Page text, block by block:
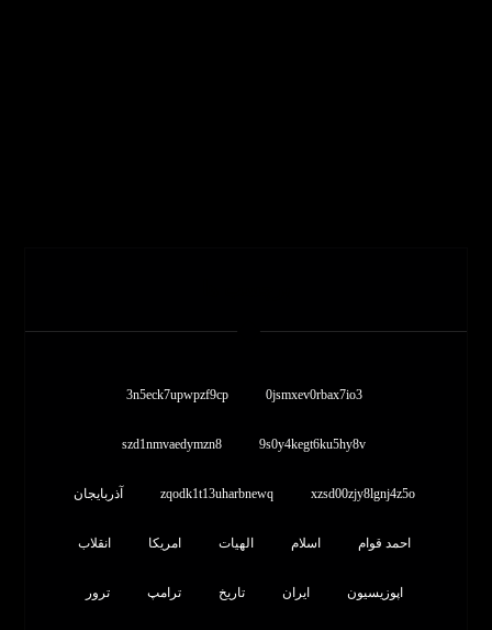
0jsmxev0rbax7io3
3n5eck7upwpzf9cp
9s0y4kegt6ku5hy8v
szd1nmvaedymzn8
xzsd00zjy8lgnj4z5o
zqodk1t13uharbnewq آذربایجان
احمد قوام اسلام الهیات امریکا انقلاب
اپوزیسیون ایران تاریخ ترامپ ترور